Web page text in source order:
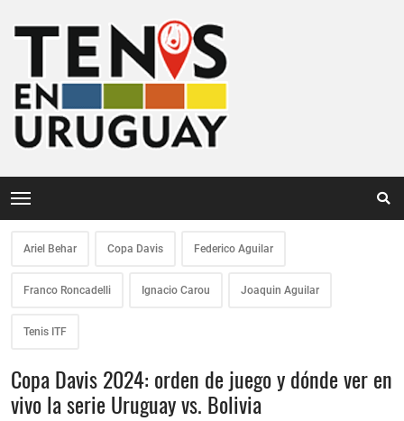
Ariel Behar Copa Davis Federico Aguilar
Franco Roncadelli Ignacio Carou Joaquin Aguilar
Tenis ITF
Copa Davis 2024: orden de juego y dónde ver en
vivo la serie Uruguay vs. Bolivia